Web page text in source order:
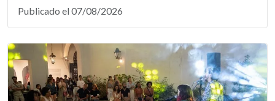
Publicado el 07/08/2026